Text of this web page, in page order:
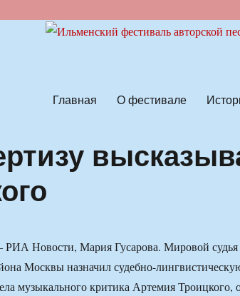
Главная О фестивале
Новости, Мария Гусарова. Мировой судья
Москвы назначил судебно-
музыкального критика Артемия Троицкого,